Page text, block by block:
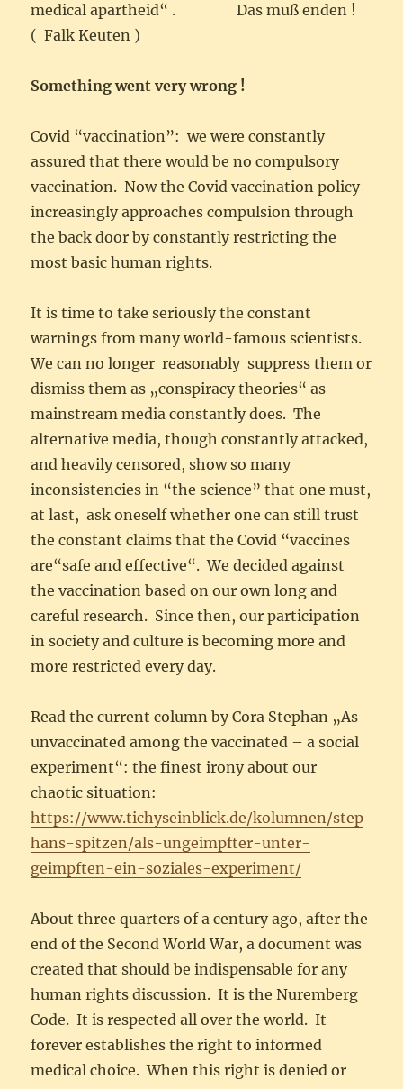
medical apartheid“ . Das muß enden !
( Falk Keuten )
Something went very wrong !
Covid “vaccination”: we were constantly
assured that there would be no compulsory
vaccination. Now the Covid vaccination policy
increasingly approaches compulsion through
the back door by constantly restricting the
most basic human rights.
It is time to take seriously the constant
warnings from many world-famous scientists.
We can no longer reasonably suppress them or
dismiss them as „conspiracy theories“ as
mainstream media constantly does. The
alternative media, though constantly attacked,
and heavily censored, show so many
inconsistencies in “the science” that one must,
at last, ask oneself whether one can still trust
the constant claims that the Covid “vaccines
are“safe and effective“. We decided against
the vaccination based on our own long and
careful research. Since then, our participation
in society and culture is becoming more and
more restricted every day.
Read the current column by Cora Stephan „As
unvaccinated among the vaccinated – a social
experiment“: the finest irony about our
chaotic situation:
https://www.tichyseinblick.de/kolumnen/step
hans-spitzen/als-ungeimpfter-unter-
geimpften-ein-soziales-experiment/
About three quarters of a century ago, after the
end of the Second World War, a document was
created that should be indispensable for any
human rights discussion. It is the Nuremberg
Code. It is respected all over the world. It
forever establishes the right to informed
medical choice. When this right is denied or